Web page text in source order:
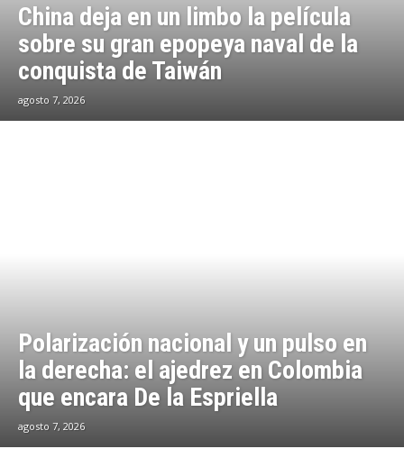
China deja en un limbo la película
sobre su gran epopeya naval de la
conquista de Taiwán
agosto 7, 2026
Polarización nacional y un pulso en
la derecha: el ajedrez en Colombia
que encara De la Espriella
agosto 7, 2026